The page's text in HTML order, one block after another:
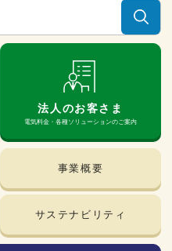
法人のお客さま
電気料金・各種ソリューションのご案内
事業概要
サステナビリティ